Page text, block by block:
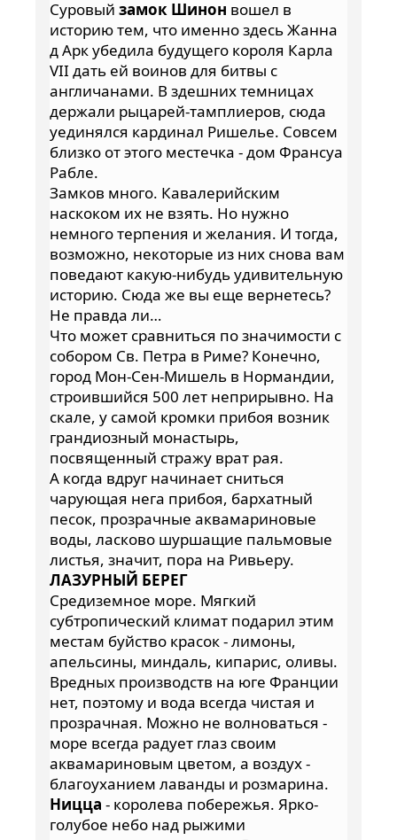
Суровый замок Шинон вошел в
историю тем, что именно здесь Жанна
д Арк убедила будущего короля Карла
VII дать ей воинов для битвы с
англичанами. В здешних темницах
держали рыцарей-тамплиеров, сюда
уединялся кардинал Ришелье. Совсем
близко от этого местечка - дом Франсуа
Рабле.
Замков много. Кавалерийским
наскоком их не взять. Но нужно
немного терпения и желания. И тогда,
возможно, некоторые из них снова вам
поведают какую-нибудь удивительную
историю. Сюда же вы еще вернетесь?
Не правда ли…
Что может сравниться по значимости с
собором Св. Петра в Риме? Конечно,
город Мон-Сен-Мишель в Нормандии,
строившийся 500 лет неприрывно. На
скале, у самой кромки прибоя возник
грандиозный монастырь,
посвященный стражу врат рая.
А когда вдруг начинает сниться
чарующая нега прибоя, бархатный
песок, прозрачные аквамариновые
воды, ласково шуршащие пальмовые
листья, значит, пора на Ривьеру.
ЛАЗУРНЫЙ БЕРЕГ
Средиземное море. Мягкий
субтропический климат подарил этим
местам буйство красок - лимоны,
апельсины, миндаль, кипарис, оливы.
Вредных производств на юге Франции
нет, поэтому и вода всегда чистая и
прозрачная. Можно не волноваться -
море всегда радует глаз своим
аквамариновым цветом, а воздух -
благоуханием лаванды и розмарина.
Ницца - королева побережья. Ярко-
голубое небо над рыжими